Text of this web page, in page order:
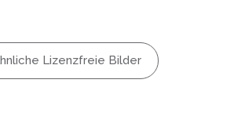
Lizenzfreie Bilder